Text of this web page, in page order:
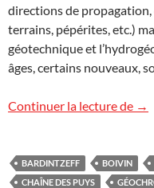
directions de propagation,
terrains, pépérites, etc.)
géotechnique et
âges, certains nouveaux,
Continuer la lecture de →
BARDINTZEFF BOIVIN
CHAÎNE DES PUYS